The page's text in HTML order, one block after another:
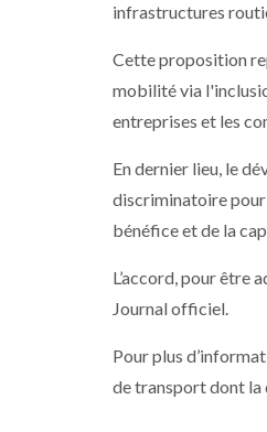
infrastructures
Cette proposition
mobilité via
entreprises et les
En dernier lieu, le
discriminatoire pour
bénéfice et de la
L’accord, pour être
Journal officiel.
Pour plus
de transport dont la